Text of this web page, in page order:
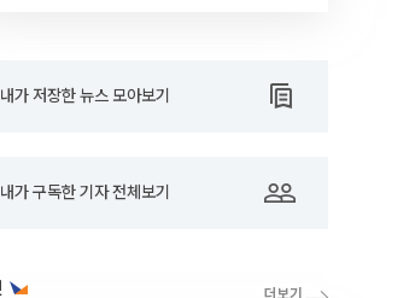
내가 저장한 뉴스 모아보기
내가 구독한 기자 전체보기